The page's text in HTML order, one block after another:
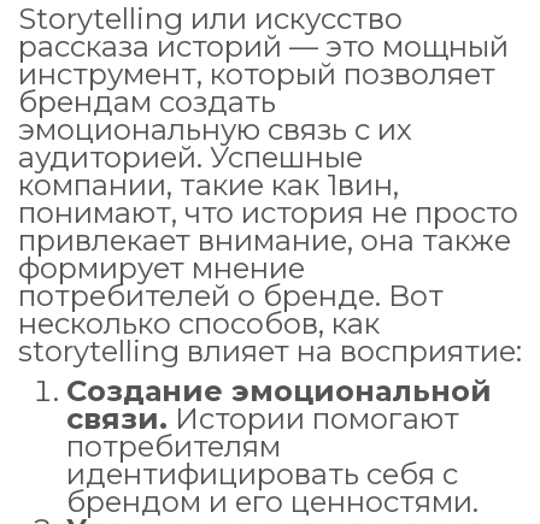
Storytelling или искусство
рассказа историй — это мощный
инструмент, который позволяет
брендам создать
эмоциональную связь с их
аудиторией. Успешные
компании, такие как 1вин,
понимают, что история не просто
привлекает внимание, она также
формирует мнение
потребителей о бренде. Вот
несколько способов, как
storytelling влияет на восприятие:
Создание эмоциональной
связи. Истории помогают
потребителям
идентифицировать себя с
брендом и его ценностями.